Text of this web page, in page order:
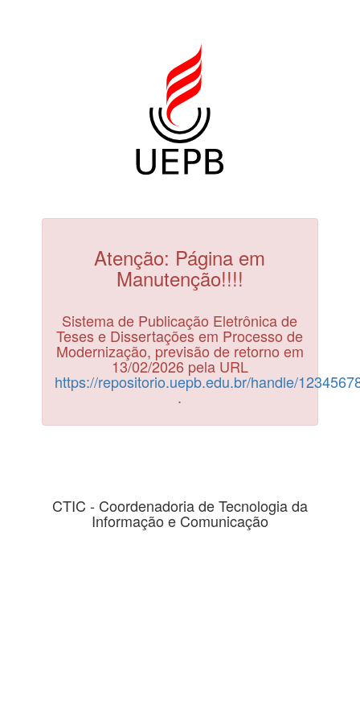
Atenção: Página em
Manutenção!!!!
Sistema de Publicação Eletrônica de
Teses e Dissertações em Processo de
Modernização, previsão de retorno em
13/02/2026 pela URL
https://repositorio.uepb.edu.br/handle/
.
CTIC - Coordenadoria de Tecnologia da
Informação e Comunicação